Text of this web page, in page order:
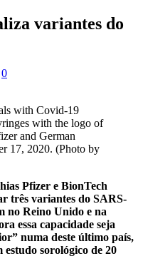
variantes do
0
with Covid-19
with the logo of
and German
17, 2020. (Photo by
Pfizer e BionTech
três variantes do SARS-
no Reino Unido e na
essa capacidade seja
numa deste último país,
estudo sorológico de 20